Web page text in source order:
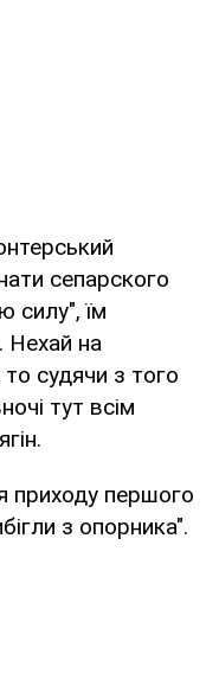
сепарского
силу", їм
Нехай на
судячи з того
тут всім
приходу першого
з опорника".